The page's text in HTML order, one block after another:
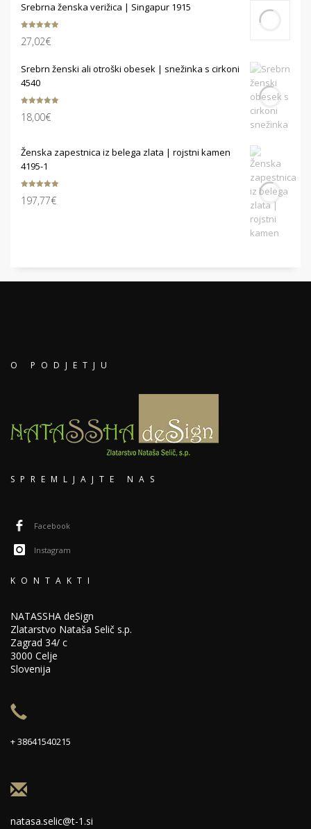
Srebrna ženska verižica | Singapur 1915
5.00 od 5
27,02€
Srebrn ženski ali otroški obesek | snežinka s cirkoni
4540
5.00 od 5
18,00€
Ženska zapestnica iz belega zlata | rojstni kamen
4195-1
5.00 od 5
197,77€
O PODJETJU
SPREMLJAJTE NAS
Facebook
Instagram
KONTAKTI
NATASSHA deSign
Zlatarstvo Nataša Selič s.p.
Zagrad 34/ c
3000 Celje
Slovenija
+ 38641540215
natasa.selic@t-1.si